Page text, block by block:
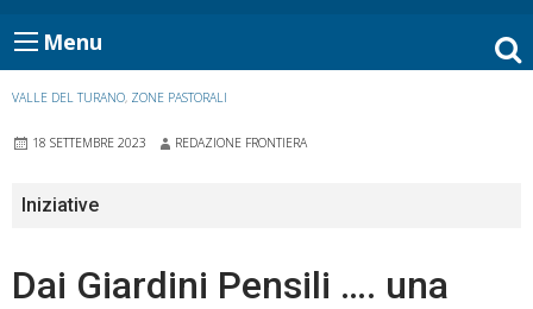
Menu
VALLE DEL TURANO, ZONE PASTORALI
18 SETTEMBRE 2023 REDAZIONE FRONTIERA
Iniziative
Dai Giardini Pensili …. una